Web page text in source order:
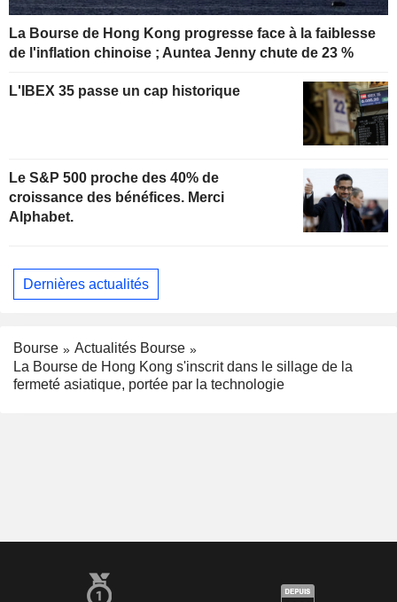
La Bourse de Hong Kong progresse face à la faiblesse
de l'inflation chinoise ; Auntea Jenny chute de 23 %
L'IBEX 35 passe un cap historique
Le S&P 500 proche des 40% de
croissance des bénéfices. Merci
Alphabet.
Dernières actualités
Bourse
Actualités Bourse
La Bourse de Hong Kong s'inscrit dans le sillage de la
fermeté asiatique, portée par la technologie